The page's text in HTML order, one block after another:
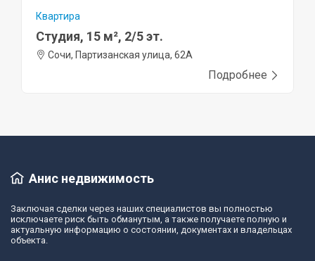
Квартира
Студия, 15 м², 2/5 эт.
Сочи, Партизанская улица, 62А
Подробнее
Анис недвижимость
Заключая сделки через наших специалистов вы полностью
исключаете риск быть обманутым, а также получаете полную и
актуальную информацию о состоянии, документах и владельцах
объекта.